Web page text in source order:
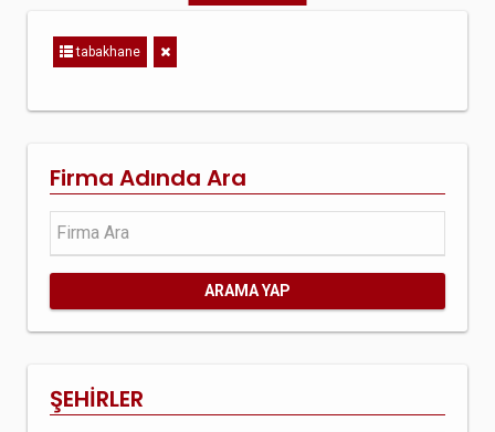
tabakhane
Firma Adında Ara
ARAMA YAP
ŞEHİRLER